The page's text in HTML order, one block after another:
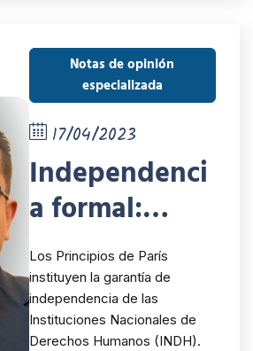
independence
of human
rights
institutions
Notas de opinión
especializada
17/04/2023
Independenci
a formal:
riesgos en su
materializació
n
Los Principios de París
instituyen la garantía de
independencia de las
Instituciones Nacionales de
Derechos Humanos (INDH).